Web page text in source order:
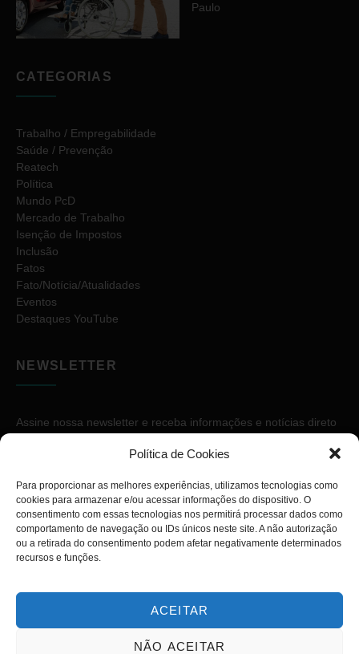
Política de Cookies
Para proporcionar as melhores experiências, utilizamos tecnologias como
cookies para armazenar e/ou acessar informações do dispositivo. O
consentimento com essas tecnologias nos permitirá processar dados como
comportamento de navegação ou IDs únicos neste site. A não autorização
ou a retirada do consentimento podem afetar negativamente determinados
recursos e funções.
ACEITAR
NÃO ACEITAR
Paulo
CATEGORIAS
Trabalho / Empregabilidade
Saúde / Prevenção
Reatech
Política
Mundo PcD
Mercado de Trabalho
Isenção de Impostos
Inclusão
Fatos
Fato/Notícia/Atualidades
Eventos
Destaques YouTube
NEWSLETTER
Assine nossa newsletter e receba informações e notícias direto
Copyright © 2026. Diário PcD. Todos os direitos reservados.